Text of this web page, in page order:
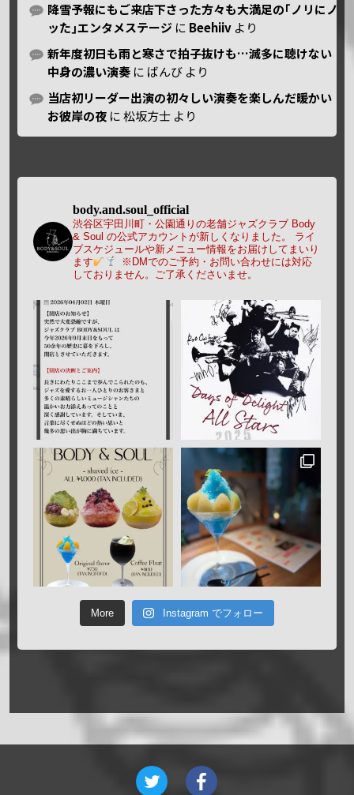
降雪予報にもご来店下さった方々も大満足の｢ノリにノ
ッた｣エンタメステージ に Beehiiv より
新年度初日も雨と寒さで拍子抜けも…滅多に聴けない
中身の濃い演奏 に ばんび より
当店初リーダー出演の初々しい演奏を楽しんだ暖かい
お彼岸の夜 に松坂方士 より
body.and.soul_official
渋谷区宇田川町・公園通りの老舗ジャズクラブ Body
& Soul の公式アカウントが新しくなりました。
ライ
ブスケジュールや新メニュー情報をお届けしてまいり
ます
※DMでのご予約・お問い合わせには対応
しておりません。ご了承くださいませ。
More Instagram でフォロー